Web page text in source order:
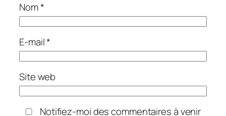
Nom*
E-mail*
Site web
Notifiez-moi des commentaires à venir